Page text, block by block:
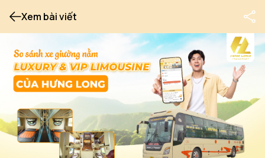
Xem bài viết